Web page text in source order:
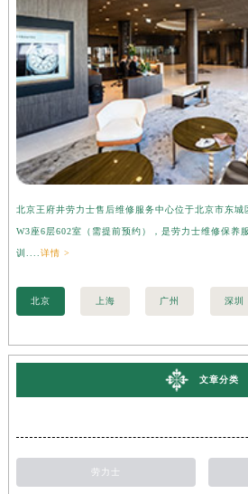
北京王府井劳力士售后维修服务中心位于北京市东
W3座6层602室（需提前预约），是劳力士维修保养
训....详情 >
北京 上海 广州 深圳
文章分类
劳力士